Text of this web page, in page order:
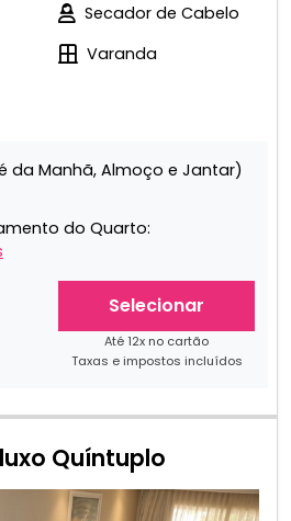
Secador de Cabelo
Varanda
da Manhã, Almoço e Jantar)
do Quarto:
Selecionar
Até 12x no cartão
Taxas e impostos incluídos
Quíntuplo